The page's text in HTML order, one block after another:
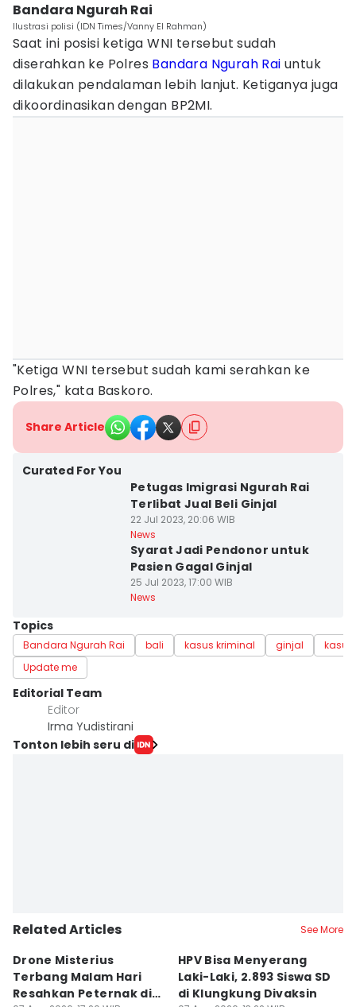
Bandara Ngurah Rai
Ilustrasi polisi (IDN Times/Vanny El Rahman)
Saat ini posisi ketiga WNI tersebut sudah
diserahkan ke Polres Bandara Ngurah Rai untuk
dilakukan pendalaman lebih lanjut. Ketiganya juga
dikoordinasikan dengan BP2MI.
"Ketiga WNI tersebut sudah kami serahkan ke
Polres," kata Baskoro.
Share Article
Curated For You
Petugas Imigrasi Ngurah Rai
Terlibat Jual Beli Ginjal
22 Jul 2023, 20:06 WIB
News
Syarat Jadi Pendonor untuk
Pasien Gagal Ginjal
25 Jul 2023, 17:00 WIB
News
Topics
Bandara Ngurah Rai bali kasus kriminal ginjal
Update me
Editorial Team
Editor
Irma Yudistirani
Tonton lebih seru di
Related Articles See More
Drone Misterius
Terbang Malam Hari
Resahkan Peternak di
HPV Bisa Menyerang
Laki-Laki, 2.893 Siswa SD
di Klungkung Divaksin